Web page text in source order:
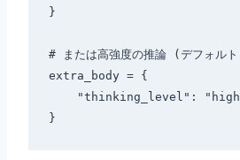
}
# または高強度の推論 (デフォル
extra_body = {